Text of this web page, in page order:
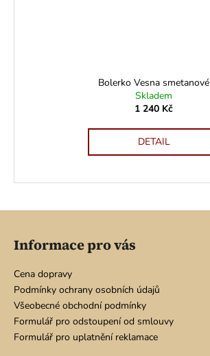
Bolerko Vesna smetanové
Skladem
1 240 Kč
DETAIL
Z
Informace pro vás
Cena dopravy
Podmínky ochrany osobních údajů
Všeobecné obchodní podmínky
Formulář pro odstoupení od smlouvy
Formulář pro uplatnění reklamace